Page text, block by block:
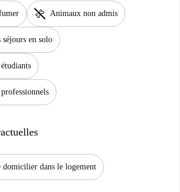
pet_supplies Animaux non admis
en solo
domicilier dans le logement